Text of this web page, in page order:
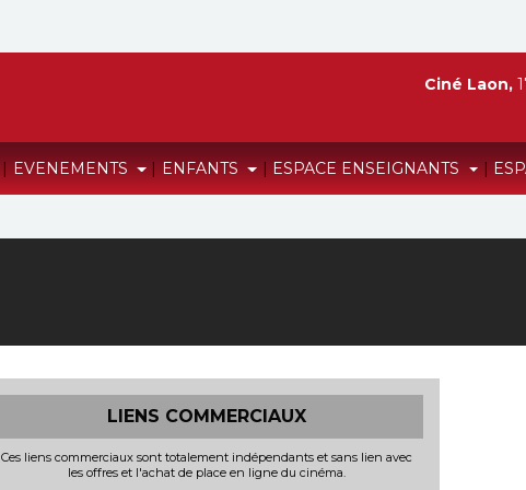
| EVENEMENTS | ENFANTS | ESPACE ENSEIGNANTS |
Ciné Laon,
LIENS COMMERCIAUX
Ces liens commerciaux sont totalement indépendants et sans lien avec
les offres et l'achat de place en ligne du cinéma.